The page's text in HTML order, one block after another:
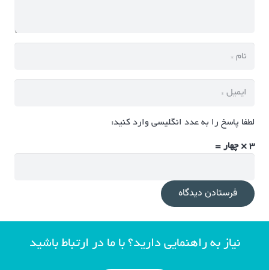
لطفا پاسخ را به عدد انگلیسی وارد کنید:
3 × چهار =
فرستادن دیدگاه
نیاز به راهنمایی دارید؟ با ما در ارتباط باشید